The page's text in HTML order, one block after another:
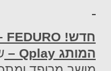
חדש! FEDURO
המותג Qplay
–